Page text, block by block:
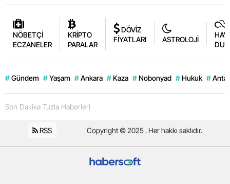
NÖBETÇİ
ECZANELER
KRİPTO
PARALAR
DÖVİZ
FİYATLARI
ASTROLOJİ
# Gündem # Yaşam # Ankara # Kaza # Nobonyad # Hukuk #
Son Dakika Tuzla Haberleri
RSS Copyright © 2025 . Her hakkı saklıdır.